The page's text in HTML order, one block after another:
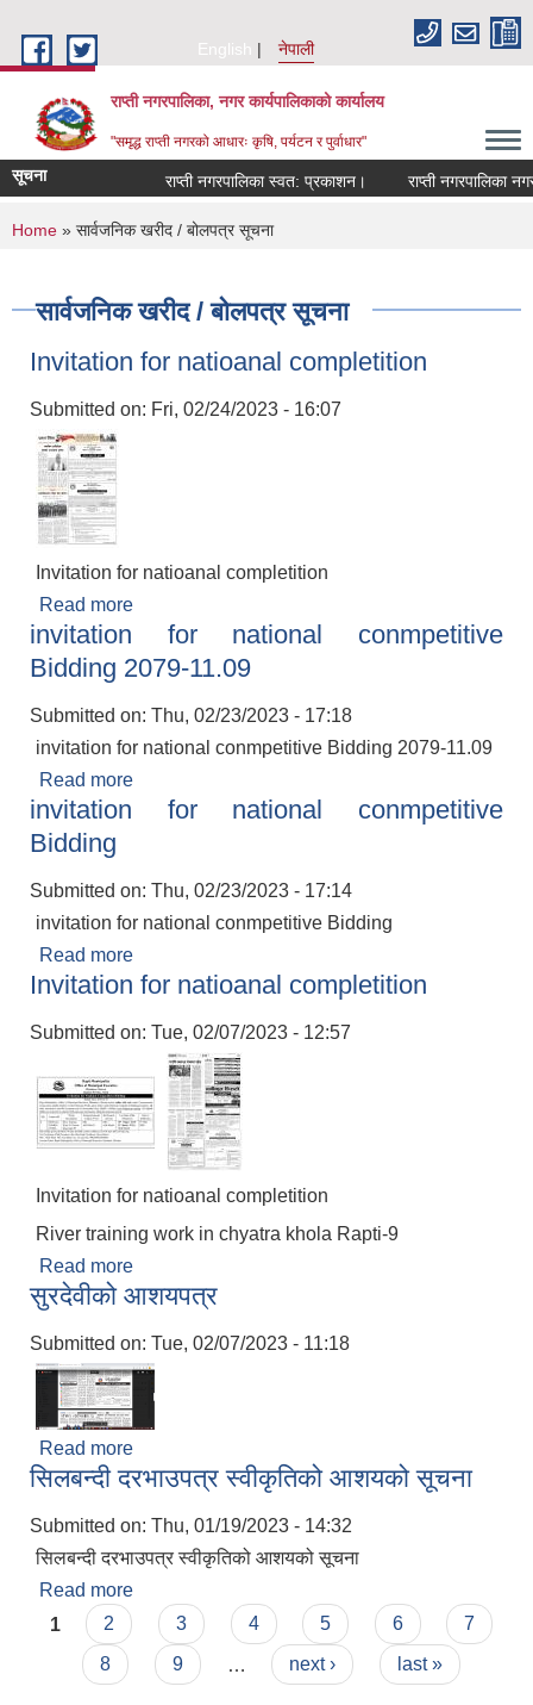
English
नेपाली
राप्ती नगरपालिका, नगर कार्यपालिकाको कार्यालय
"समृद्ध राप्ती नगरको आधारः कृषि, पर्यटन र पुर्वाधार"
सूचना राप्ती नगरपालिका स्वत: प्रकाशन। राप्ती नगरपालिका
You are here
Home » सार्वजनिक खरीद / बोलपत्र सूचना
सार्वजनिक खरीद / बोलपत्र सूचना
Invitation for natioanal completition
Submitted on: Fri, 02/24/2023 - 16:07
Invitation for natioanal completition
Read more
invitation for national conmpetitive
Bidding 2079-11.09
Submitted on: Thu, 02/23/2023 - 17:18
invitation for national conmpetitive Bidding 2079-11.09
Read more
Bidding 2079-11.09
invitation for national conmpetitive
Bidding
Submitted on: Thu, 02/23/2023 - 17:14
invitation for national conmpetitive Bidding
Read more
Bidding
Invitation for natioanal completition
Submitted on: Tue, 02/07/2023 - 12:57
Invitation for natioanal completition
River training work in chyatra khola Rapti-9
Read more
सुरदेवीको आशयपत्र
Submitted on: Tue, 02/07/2023 - 11:18
Read more
सिलबन्दी दरभाउपत्र स्वीकृतिको आशयको सूचना
Submitted on: Thu, 01/19/2023 - 14:32
सिलबन्दी दरभाउपत्र स्वीकृतिको आशयको सूचना
Read more
Pages
1 2 3 4 5 6
7
8
9 next › last »